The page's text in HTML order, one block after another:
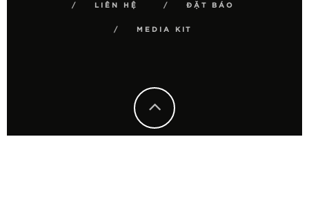
LIÊN HỆ ĐẶT BÁO
MEDIA KIT